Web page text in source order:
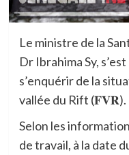
Le ministre de la
Dr Ibrahima Sy,
s’enquérir de la
vallée du Rift (𝐅𝐕𝐑).
Selon les
de travail, à la date